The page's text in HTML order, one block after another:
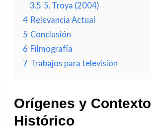
3.5 5. Troya (2004)
4 Relevancia Actual
5 Conclusión
6 Filmografía
7 Trabajos para televisión
Orígenes y Contexto
Histórico